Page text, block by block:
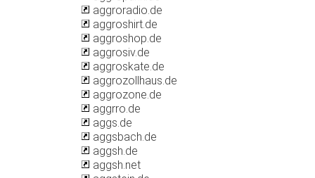
aggroradio.de
aggroshirt.de
aggroshop.de
aggrosiv.de
aggroskate.de
aggrozollhaus.de
aggrozone.de
aggrro.de
aggs.de
aggsbach.de
aggsh.de
aggsh.net